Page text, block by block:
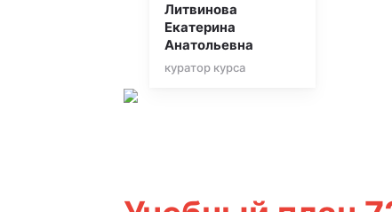
Литвинова
Екатерина
Анатольевна
куратор курса